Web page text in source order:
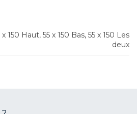
x 150 Haut, 55 x 150 Bas, 55 x 150 Les
deux